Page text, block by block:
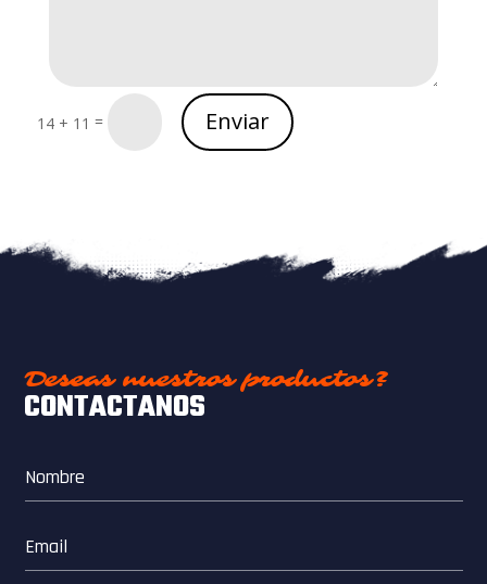
14 + 11 = Enviar
Deseas nuestros productos?
CONTACTANOS